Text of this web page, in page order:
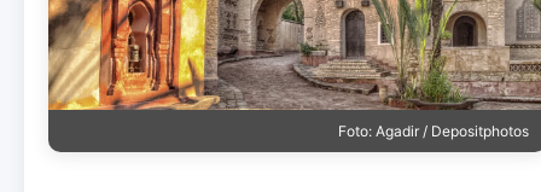
Foto: Agadir / Depositphotos